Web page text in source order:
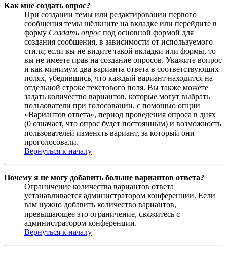
Как мне создать опрос?
При создании темы или редактировании первого
сообщения темы щёлкните на вкладке или перейдите в
форму Создать опрос под основной формой для
создания сообщения, в зависимости от используемого
стиля; если вы не видите такой вкладки или формы, то
вы не имеете прав на создание опросов. Укажите вопрос
и как минимум два варианта ответа в соответствующих
полях, убедившись, что каждый вариант находится на
отдельной строке текстового поля. Вы также можете
задать количество вариантов, которые могут выбрать
пользователи при голосовании, с помощью опции
«Вариантов ответа», период проведения опроса в днях
(0 означает, что опрос будет постоянным) и возможность
пользователей изменять вариант, за который они
проголосовали.
Вернуться к началу
Почему я не могу добавить больше вариантов ответа?
Ограничение количества вариантов ответа
устанавливается администратором конференции. Если
вам нужно добавить количество вариантов,
превышающее это ограничение, свяжитесь с
администратором конференции.
Вернуться к началу